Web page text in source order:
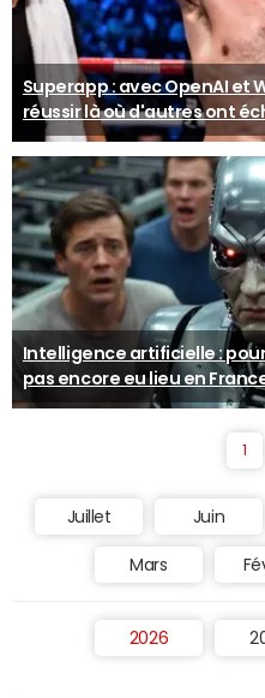
Superapp : avec OpenAI et
réussir là où d'autres ont
Intelligence artificielle :
pas encore eu lieu en
1
Juillet Juin
Mars
2026